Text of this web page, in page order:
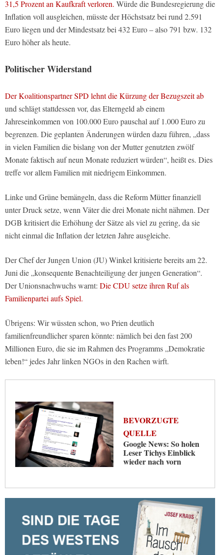
31,5 Prozent an Kaufkraft verloren. Würde die Bundesregierung die
Inflation voll ausgleichen, müsste der Höchstsatz bei rund 2.591
Euro liegen und der Mindestsatz bei 432 Euro – also 791 bzw. 132
Euro höher als heute.
Politischer Widerstand
Der Koalitionspartner SPD lehnt die Kürzung der Bezugszeit ab
und schlägt stattdessen vor, das Elterngeld ab einem
Jahreseinkommen von 100.000 Euro pauschal auf 1.000 Euro zu
begrenzen. Die geplanten Änderungen würden dazu führen, „dass
in vielen Familien die bislang von der Mutter genutzten zwölf
Monate faktisch auf neun Monate reduziert würden“, heißt es. Dies
treffe vor allem Familien mit niedrigem Einkommen.
Linke und Grüne bemängeln, dass die Reform Mütter finanziell
unter Druck setze, wenn Väter die drei Monate nicht nähmen. Der
DGB kritisiert die Erhöhung der Sätze als viel zu gering, da sie
nicht einmal die Inflation der letzten Jahre ausgleiche.
Der Chef der Jungen Union (JU) Winkel kritisierte bereits am 22.
Juni die „konsequente Benachteiligung der jungen Generation“.
Der Unionsnachwuchs warnt: Die CDU setze ihren Ruf als
Familienpartei aufs Spiel.
Übrigens: Wir wüssten schon, wo Prien deutlich
familienfreundlicher sparen könnte: nämlich bei den fast 200
Millionen Euro, die sie im Rahmen des Programms „Demokratie
leben!“ jedes Jahr linken NGOs in den Rachen wirft.
BEVORZUGTE
QUELLE
Google News: So holen
Leser Tichys Einblick
wieder nach vorn